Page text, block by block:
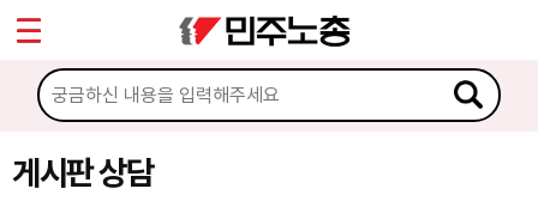
게시판 상담
마이페이지
소개
소식
Sketchbook5, 스케치북5